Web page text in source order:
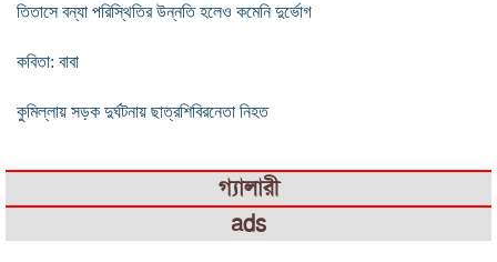
তিতাসে বন্যা পরিস্থিতির উন্নতি হলেও কমেনি দুর্ভোগ
কবিতা: বাবা
কুমিল্লায় সড়ক দুর্ঘটনায় ছাত্রশিবিরনেতা নিহত
গ্যালারী
ads